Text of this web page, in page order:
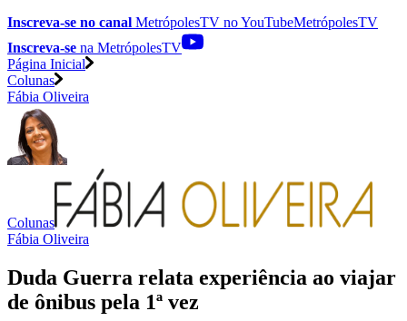
Inscreva-se no canal MetrópolesTV noYouTubeMetrópolesTV
Inscreva-se na MetrópolesTV
Página Inicial
Colunas
Fábia Oliveira
Colunas
Fábia Oliveira
Duda Guerra relata experiência ao viajar
de ônibus pela 1ª vez